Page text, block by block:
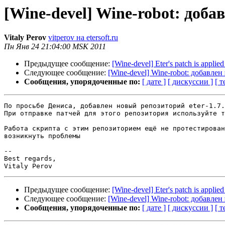
[Wine-devel] Wine-robot:
Vitaly Perov vitperov на etersoft.ru
Пн Янв 24 21:04:00 MSK 2011
Предыдущее сообщение: [Wine-devel] Eter's patch is
Следующее сообщение: [Wine-devel] Wine-robot:
Сообщения, упорядоченные по: [ дате ] [ дискуссии ] [
По просьбе Дениса, добавлен новый репозиторий eter-
При отправке патчей для этого репозитория используйте
Работа скрипта с этим репозиторием ещё не
возникнуть проблемы
--
Best regards,
Предыдущее сообщение: [Wine-devel] Eter's patch is
Следующее сообщение: [Wine-devel] Wine-robot:
Сообщения, упорядоченные по: [ дате ] [ дискуссии ] [